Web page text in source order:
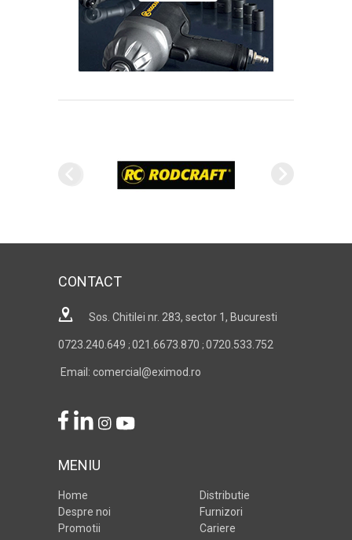
CONTACT
Sos. Chitilei nr. 283, sector 1, Bucuresti
0723.240.649 ; 021.6673.870 ; 0720.533.752
Email: comercial@eximod.ro
MENIU
Home
Despre noi
Promotii
Distributie
Furnizori
Cariere